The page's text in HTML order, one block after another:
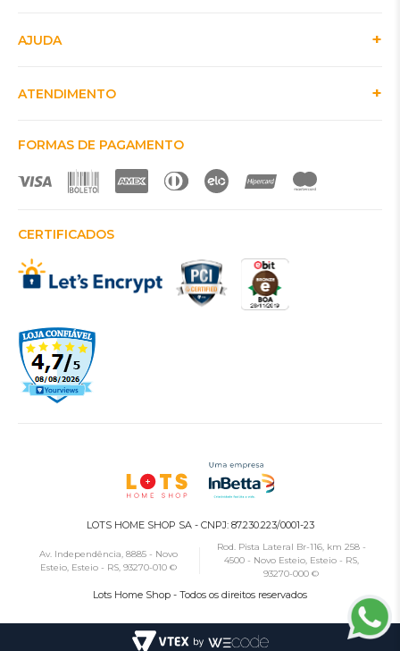
AJUDA
ATENDIMENTO
FORMAS DE PAGAMENTO
CERTIFICADOS
LOTS HOME SHOP SA - CNPJ: 87.230.223/0001-23
Av. Independência, 8885 - Novo
Esteio, Esteio - RS, 93270-010 ©
Rod. Pista Lateral Br-116, km 258 -
4500 - Novo Esteio, Esteio - RS,
93270-000 ©
Lots Home Shop - Todos os direitos reservados